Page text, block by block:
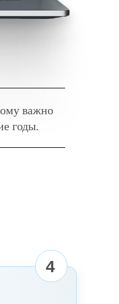
важно
годы.
4